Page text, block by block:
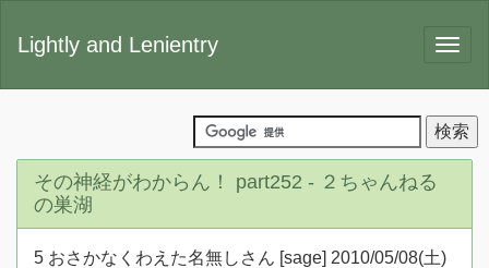
Lightly and Lenientry
その神経がわからん！ part252 - ２ちゃんねる
の巣湖
5 おさかなくわえた名無しさん [sage] 2010/05/08(土)